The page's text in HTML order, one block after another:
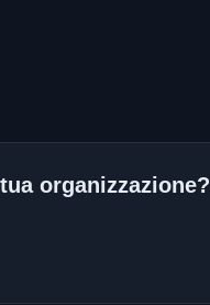
organizzazione?